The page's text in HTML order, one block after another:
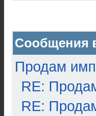
Сообщения
Продам
RE:
RE: